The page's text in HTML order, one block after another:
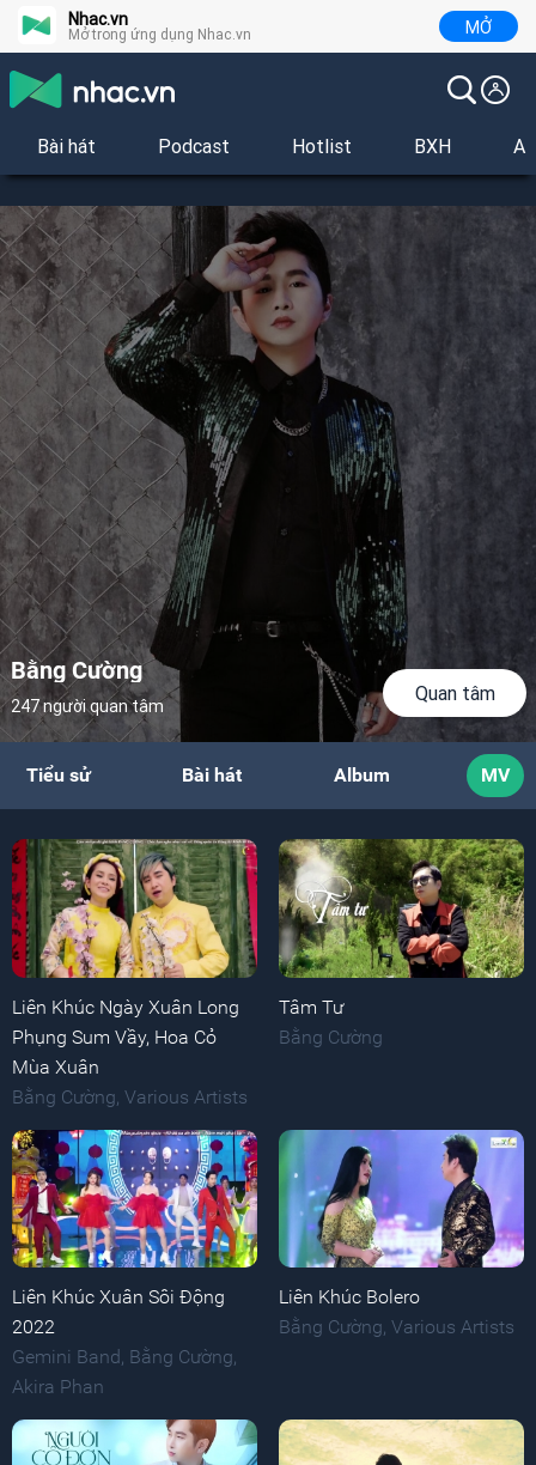
Nhac.vn
Mở trong ứng dụng Nhac.vn MỞ
Bài hát Podcast Hotlist BXH
Bằng Cường
247 người quan tâm
Quan tâm
Tiểu sử Bài hát Album MV
Liên Khúc Ngày Xuân Long
Phụng Sum Vầy, Hoa Cỏ
Mùa Xuân
Bằng Cường Various Artists
Tâm Tư
Bằng Cường
Liên Khúc Xuân Sôi Động
2022
Gemini Band, Bằng Cường,
Akira Phan
Liên Khúc Bolero
Bằng Cường, Various Artists